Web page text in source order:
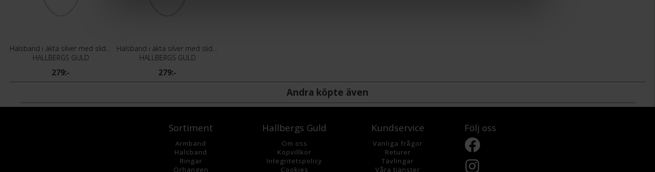
Halsband i äkta silver med slider
HALLBERGS GULD
279:-
Halsband i äkta silver med slider
HALLBERGS GULD
279:-
Andra köpte även
Sortiment
Armband
Halsband
Ringar
Örhängen
Hallbergs Guld
Om oss
Köpvillkor
Integritetspolicy
Cookies
Kundservice
Vanliga frågor
Returer
Tävlingar
Våra tjänster
Följ oss